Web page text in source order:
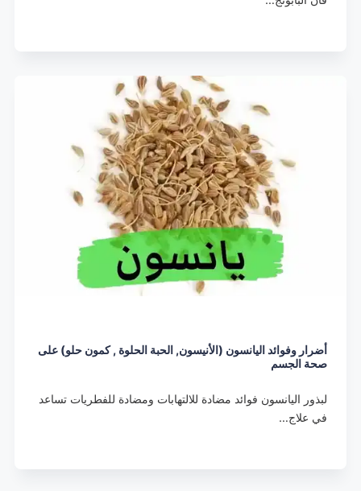
أضرار وفوائد اليانسون (الأنيسون, الحبة الحلوة , كمون حلو) على
صحة الجسم
لبذور اليانسون فوائد مضادة للالتهابات ومضادة للفطريات تساعد
في علاج…